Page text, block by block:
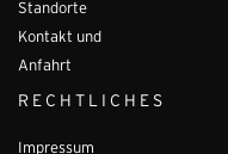
Standorte
Kontakt und
Anfahrt
RECHTLICHES
Impressum